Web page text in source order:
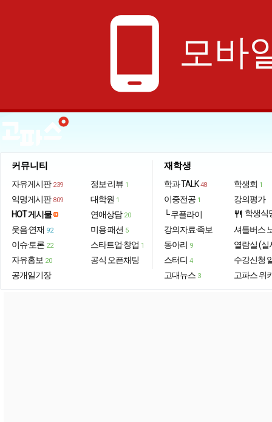
phone_android 모바
커뮤니티
자유게시판 239
익명게시판 809
HOT 게시물
웃음·연재 92
이슈·토론 22
자유홍보 20
공개일기장
정보·리뷰 1
대학원 1
연애상담 20
미용·패션 5
스타트업·창업 1
공식 오픈채팅
재학생
학과 TALK 48
이중전공 1
└ 쿠플라이
강의자료·족보
동아리 9
스터디 4
고대뉴스 3
학생회 1
강의평가
restaurant 학생식
셔틀버스
열람실 (실
수강신청
고파스 위